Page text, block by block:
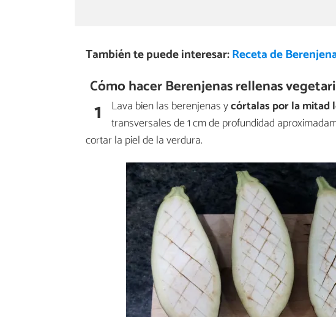
También te puede interesar:Receta de
Cómo hacer Berenjenas rellenas
1 Lava bien las berenjenas ycórtalas por la mitad
transversales de 1 cm de profundidad
cortar la piel de la verdura.